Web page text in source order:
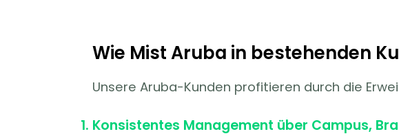
Wie Mist Aruba in bestehenden
Unsere Aruba-Kunden profitieren durch die
Konsistentes Management über Campus,